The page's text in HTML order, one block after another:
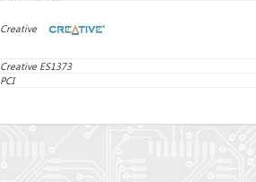
Creative
Creative ES1373
PCI